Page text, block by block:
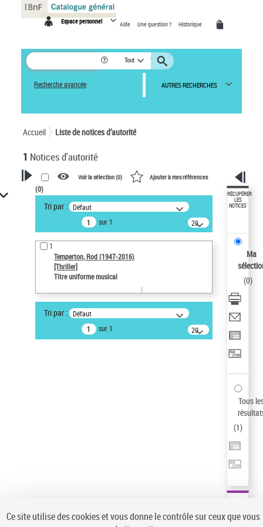
Espace personnel Aide Une question ? Historique
Tout
Recherche avancée AUTRES RECHERCHES
Accueil Liste de notices d’autorité
1 Notices d'autorité
VOTRE RECHERCHE
Recherche avancée dans les
notices d’autorité
Œuvres liées à l'auteur :
Temperton, Rod (1947-2016)
Auteur d’œuvre
ne s'applique pas
Statut de la notice d’autorité
Voir la sélection (0) Ajouter à mes références
(0)
Tri par : Défaut
sur 1
20
résultats/page
1
Temperton, Rod (1947-2016)
[Thriller]
Titre uniforme musical
Tri par : Défaut
sur 1
20
résultats/page
RÉCUPÉRER
LES
NOTICES
Ma
(0)
Tous
(1)
Panneau de gestion des cookies
Ce site utilise des cookies et vous donne le contrôle sur ceux que vous